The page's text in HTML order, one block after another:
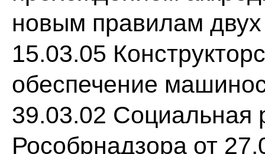
новым правилам
15.03.05
обеспечение
39.03.02 Социальная
Рособрнадзора от